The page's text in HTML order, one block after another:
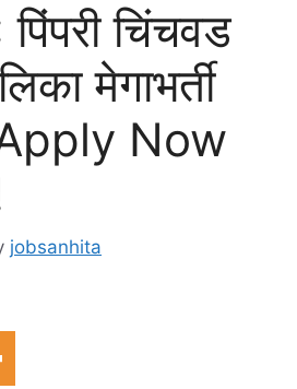
चिंचवड
मेगाभर्ती
Now
jobsanhita